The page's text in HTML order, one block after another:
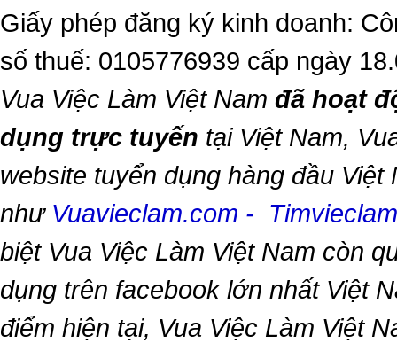
Giấy phép đăng ký kinh doanh:
số thuế: 0105776939 cấp ngày
Vua Việc Làm Việt Nam đã hoạt
dụng trực tuyến tại Việt Nam,
website tuyển dụng hàng đầu Việt
như Vuavieclam.com -
biệt Vua Việc Làm Việt Nam còn
dụng trên facebook lớn nhất Việt
điểm hiện tại, Vua Việc Làm Việt